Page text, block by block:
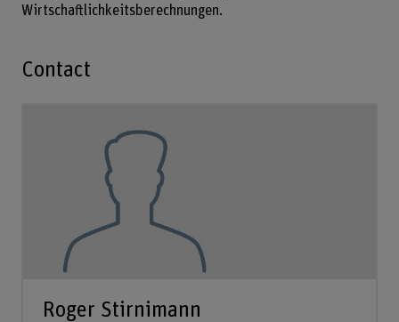
Wirtschaftlichkeitsberechnungen.
Contact
Roger Stirnimann